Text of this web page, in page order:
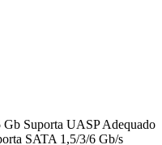
Gb Suporta UASP Adequado
SATA 1,5/3/6 Gb/s